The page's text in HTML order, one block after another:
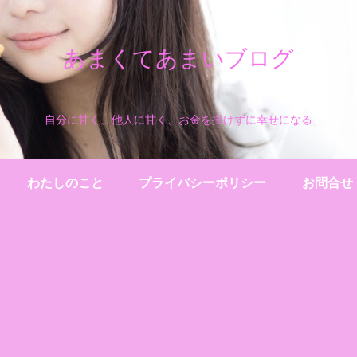
あまくてあまいブログ
自分に甘く、他人に甘く、お金を掛けずに幸せになる
わたしのこと プライバシーポリシー お問合せ